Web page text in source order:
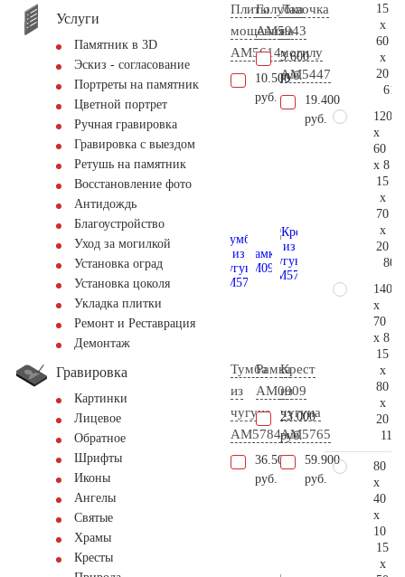
Услуги
Памятник в 3D
Эскиз - согласование
Портреты на памятник
Цветной портрет
Ручная гравировка
Гравировка с выездом
Ретушь на памятник
Восстановление фото
Антидождь
Благоустройство
Уход за могилкой
Установка оград
Установка цоколя
Укладка плитки
Ремонт и Реставрация
Демонтаж
Гравировка
Картинки
Лицевое
Обратное
Шрифты
Иконы
Ангелы
Святые
Храмы
Кресты
Плиты
мощения
AM5614
10.500
руб.
Голубка
AM5943
3.600
руб.
Лавочка
на
могилу
AM5447
19.400
руб.
Тумба
из
чугуна
AM5784
36.500
руб.
Рамка
AM0909
23.000
руб.
Крест
из
чугуна
AM5765
59.900
руб.
15
x
60
x
20
120
x
60
x 8
15
x
70
x
20
140
x
70
x 8
15
x
80
x
20
80
x
40
x
10
15
x